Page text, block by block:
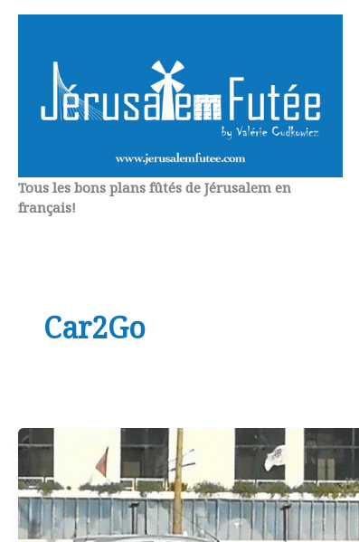
Aller
contenu
Tous les bons plans fûtés de Jérusalem en
français!
Car2Go